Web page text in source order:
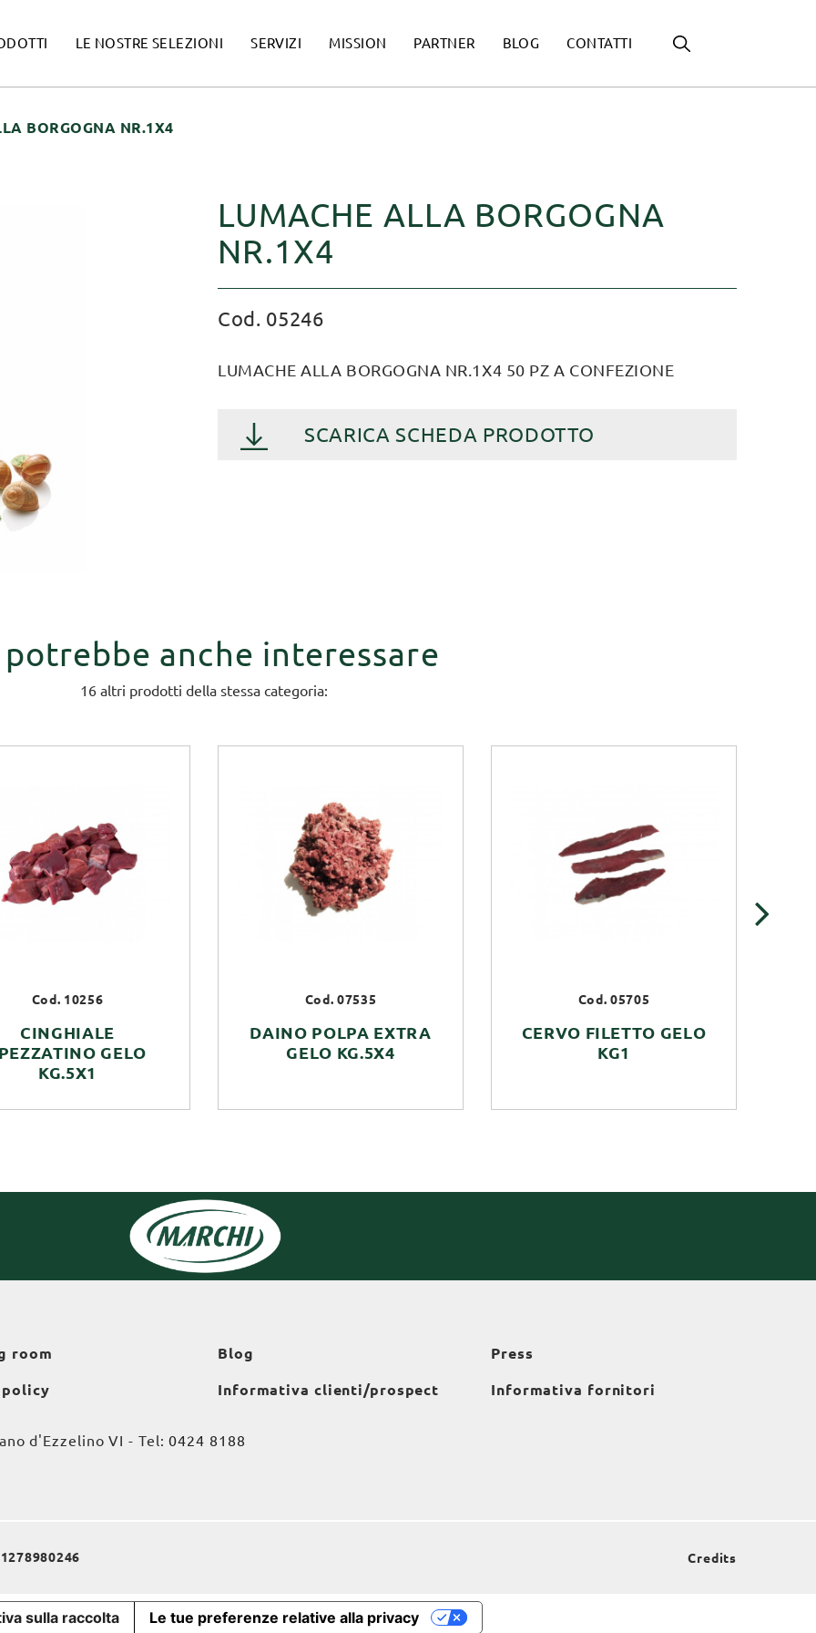
LE NOSTRE SELEZIONI SERVIZI MISSION PARTNER BLOG CONTATTI
BORGOGNA NR.1X4
LUMACHE ALLA BORGOGNA
NR.1X4
Cod. 05246
LUMACHE ALLA BORGOGNA NR.1X4 50 PZ A CONFEZIONE
SCARICA SCHEDA PRODOTTO
potrebbe anche interessare
16 altri prodotti della stessa categoria:
Cod. 10256
CINGHIALE
GELO
KG.5X1
Cod. 07535
DAINO POLPA EXTRA
GELO KG.5X4
Cod. 05705
CERVO FILETTO GELO
KG1
room
policy
Blog
Informativa clienti/prospect
Press
Informativa fornitori
d'Ezzelino VI - Tel:0424 8188
Credits
sulla raccolta Le tue preferenze relative alla privacy